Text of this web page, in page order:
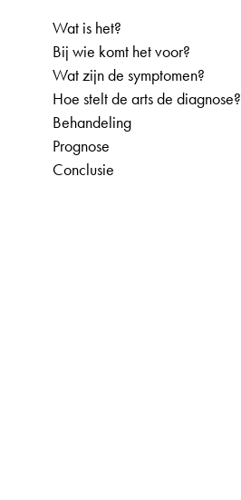
Wat is het?
Bij wie komt het voor?
Wat zijn de symptomen?
Hoe stelt de arts de diagnose?
Behandeling
Prognose
Conclusie